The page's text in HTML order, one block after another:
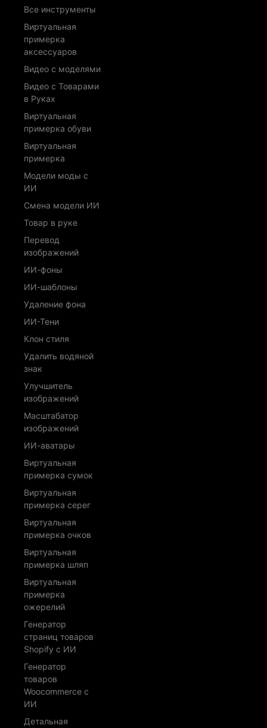
Все инструменты
Виртуальная
примерка
аксессуаров
Видео с моделями
Видео с Товарами
в Руках
Виртуальная
примерка обуви
Виртуальная
примерка
Модели моды с
ИИ
Смена модели ИИ
Товар в руке
Перевод
изображений
ИИ-фоны
ИИ-шаблоны
Удаление фона
ИИ-Тени
Клон стиля
Удалить водяной
знак
Улучшитель
изображений
Масштабатор
изображений
ИИ-аватары
Виртуальная
примерка сумок
Виртуальная
примерка серег
Виртуальная
примерка очков
Виртуальная
примерка шляп
Виртуальная
примерка
ожерелий
Генератор
страниц товаров
Shopify с ИИ
Генератор
товаров
Woocommerce с
ИИ
Детальная